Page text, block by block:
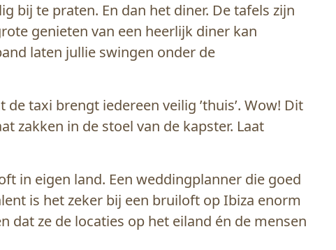
bij te praten. En dan het diner. De tafels zijn
genieten van een heerlijk diner kan
laten jullie swingen onder de
taxi brengt iedereen veilig ’thuis’. Wow! Dit
zakken in de stoel van de kapster. Laat
in eigen land. Een weddingplanner die goed
is het zeker bij een bruiloft op Ibiza enorm
ze de locaties op het eiland én de mensen